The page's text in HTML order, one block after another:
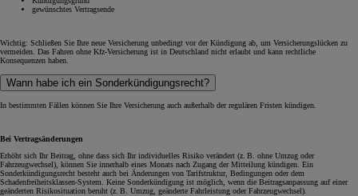
gewünschtes Vertragsende
Wichtig: Schließen Sie Ihre neue Versicherung unbedingt vor der Kündigung ab, um Versicherungslücken zu
vermeiden. Das Fahren ohne Kfz-Versicherung ist in Deutschland nicht erlaubt und kann rechtliche
Konsequenzen haben.
Wann habe ich ein Sonderkündigungsrecht?
In bestimmten Fällen können Sie Ihre Versicherung auch außerhalb der regulären Fristen kündigen.
Bei Vertragsänderungen
Erhöht sich Ihr Beitrag, ohne dass sich Ihr individuelles Risiko verändert (z. B. ohne Umzug oder
Fahrzeugwechsel), können Sie innerhalb eines Monats nach Zugang der Mitteilung kündigen. Ein
Sonderkündigungsrecht besteht auch bei Änderungen von Tarifstruktur, Bedingungen oder dem
Schadenfreiheitsklassen-System. Keine Sonderkündigung ist möglich, wenn die Beitragsanpassung auf einer
geänderten Risikosituation beruht (z. B. Umzug, geänderte Fahrleistung oder Fahrzeugwechsel).